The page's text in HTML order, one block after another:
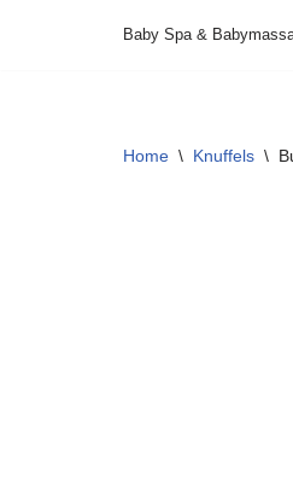
Baby Spa &
Home \ Knuffels \